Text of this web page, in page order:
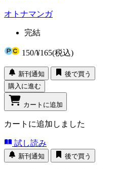
オトナマンガ
完結
150/¥165(税込)
新刊通知
後で買う
購入に進む
カートに追加
カートに追加しました
試し読み
新刊通知 後で買う